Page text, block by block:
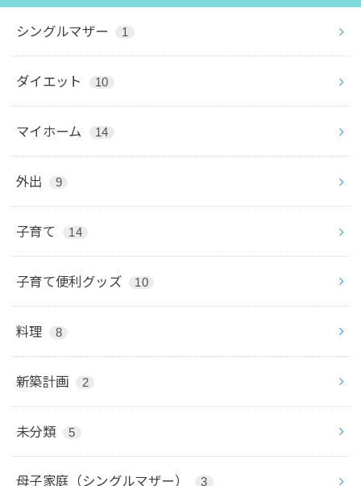
シングルマザー 1
ダイエット 10
マイホーム 14
外出 9
子育て 14
子育て便利グッズ 10
料理 8
新築計画 2
未分類 5
母子家庭（シングルマザー） 3